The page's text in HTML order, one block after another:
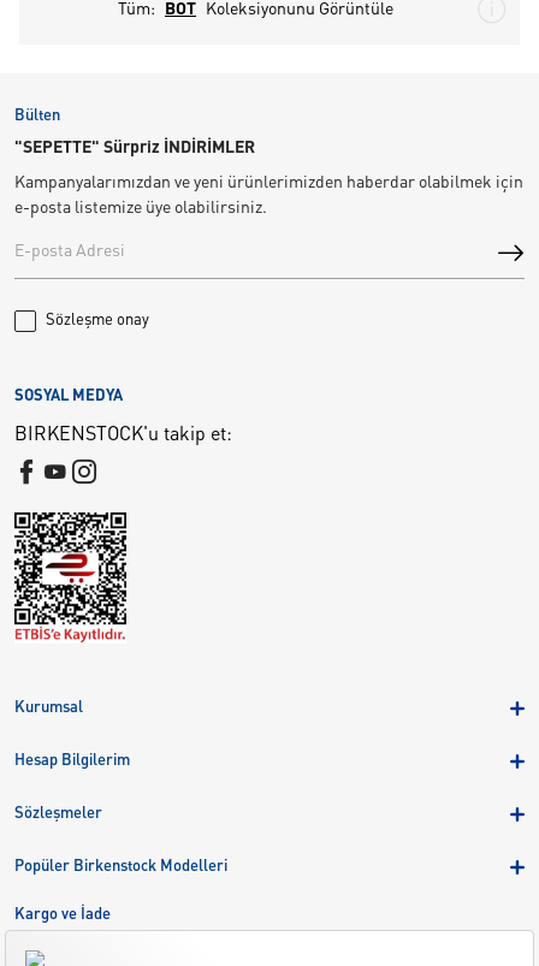
Tüm: BOT Koleksiyonunu Görüntüle
Bülten
"SEPETTE" Sürpriz İNDİRİMLER
Kampanyalarımızdan ve yeni ürünlerimizden haberdar olabilmek için
e-posta listemize üye olabilirsiniz.
Sözleşme onay
Kurumsal
Birkenstock Group
Kariyer
Hesap Bilgilerim
Sipariş Takibi
Sözleşmeler
Kargo ve İade
Çerez Tercihlerini Yönetin
Popüler Birkenstock Modelleri
Kargo ve İade
Bize Ulaşın
SOSYAL MEDYA
BIRKENSTOCK'u takip et: